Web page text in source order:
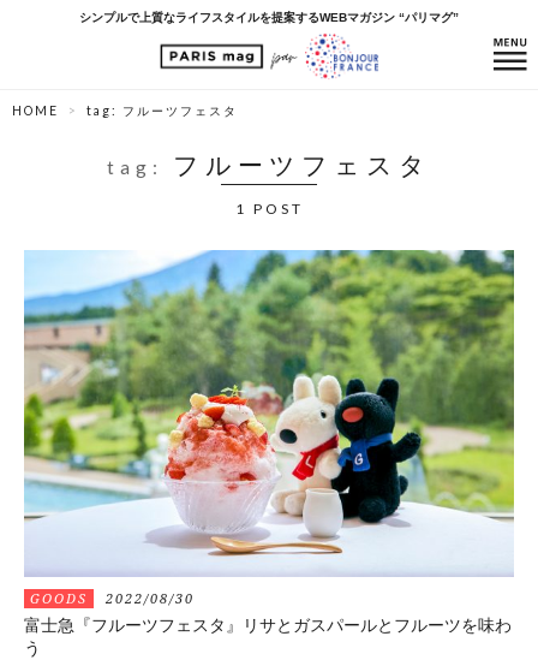
シンプルで上質なライフスタイルを提案するWEBマガジン “パリマグ”
HOME tag: フルーツフェスタ
tag: フルーツフェスタ
1 POST
GOODS 2022/08/30
富士急『フルーツフェスタ』リサとガスパールとフルーツを味わ
う